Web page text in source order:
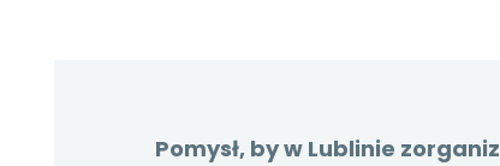
Pomysł, by w Lublinie